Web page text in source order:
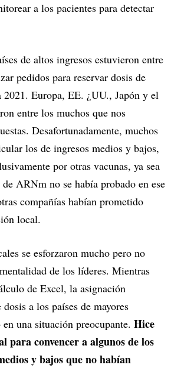
a los pacientes para detectar
de altos ingresos estuvieron entre
pedidos para reservar dosis de
2021. Europa, EE. ¿UU., Japón y el
entre los muchos que nos
Desafortunadamente, muchos
los de ingresos medios y bajos,
por otras vacunas, ya sea
ARNm no se había probado en ese
compañías habían prometido
local.
se esforzaron mucho pero no
de los líderes. Mientras
de Excel, la asignación
a los países de mayores
una situación preocupante. Hice
para convencer a algunos de los
y bajos que no habían